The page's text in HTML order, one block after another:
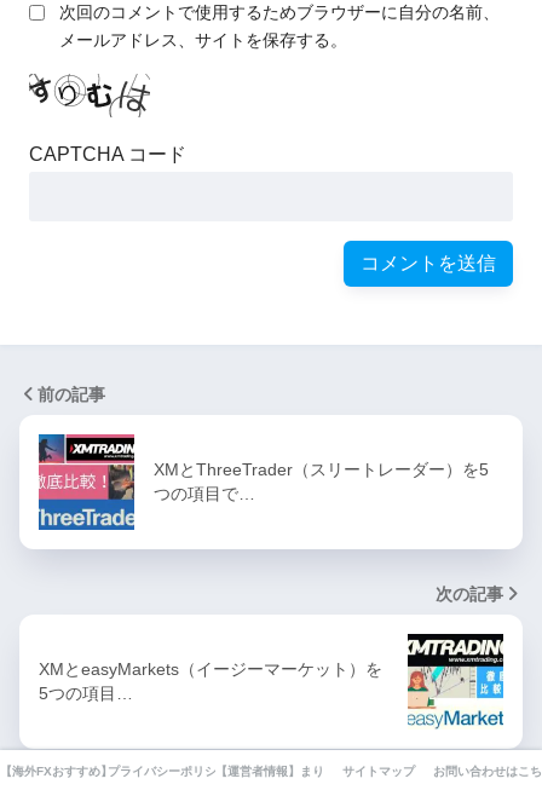
次回のコメントで使用するためブラウザーに自分の名前、
メールアドレス、サイトを保存する。
CAPTCHA コード
前の記事
XMとThreeTrader（スリートレーダー）を5
つの項目で…
次の記事
XMとeasyMarkets（イージーマーケット）を
5つの項目…
【海外FXおすすめ】厳選10業者業者を徹底比較してみました。
プライバシーポリシー・利用規約・免責事項
【運営者情報】まりえの自己紹介とFXとの出会いと現在ま
サイトマップ お問い合わせはこ